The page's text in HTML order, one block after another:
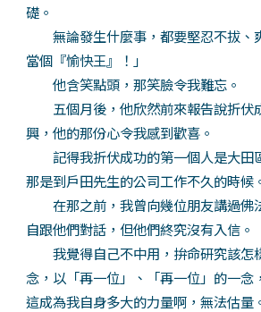
礎。
無論發生什麼事，都要堅忍不拔、
當個『愉快王』！」
他含笑點頭，那笑臉令我難忘。
五個月後，他欣然前來報告說折伏
興，他的那份心令我感到歡喜。
記得我折伏成功的第一個人是大田
那是到戶田先生的公司工作不久的時候
在那之前，我曾向幾位朋友講過佛
自跟他們對話，但他們終究沒有入信。
我覺得自己不中用，拚命研究該怎
念，以「再一位」、「再一位」的一念
這成為我自身多大的力量啊，無法估量